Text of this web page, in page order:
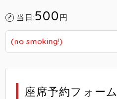
当日:500円
(no smoking!)
座席予約フォーム